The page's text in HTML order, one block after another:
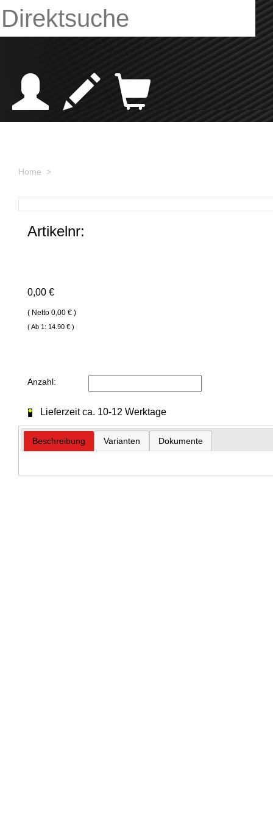
Home >
Artikelnr:
0,00 €
( Netto 0,00 € )
( Ab 1: 14.90 € )
Anzahl:
Lieferzeit ca. 10-12 Werktage
Beschreibung Varianten Dokumente